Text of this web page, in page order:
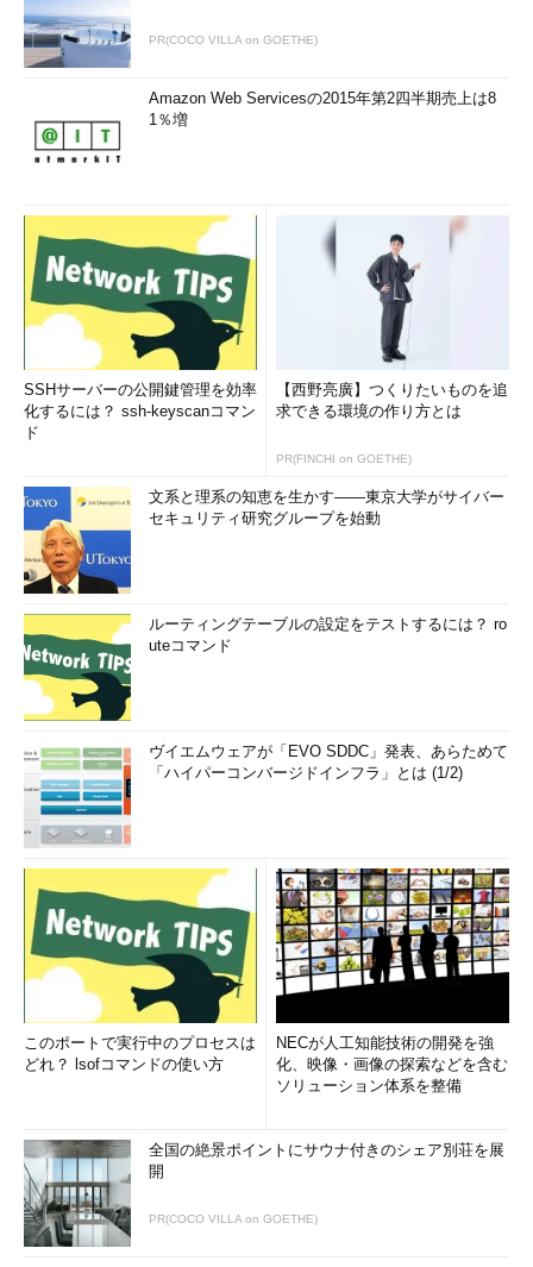
PR(COCO VILLA on GOETHE)
Amazon Web Servicesの2015年第2四半期売上は8
1％増
SSHサーバーの公開鍵管理を効率
化するには？ ssh-keyscanコマン
ド
【西野亮廣】つくりたいものを追
求できる環境の作り方とは
PR(FINCHI on GOETHE)
文系と理系の知恵を生かす――東京大学がサイバー
セキュリティ研究グループを始動
ルーティングテーブルの設定をテストするには？ ro
uteコマンド
ヴイエムウェアが「EVO SDDC」発表、あらためて
「ハイパーコンバージドインフラ」とは (1/2)
このポートで実行中のプロセスは
どれ？ lsofコマンドの使い方
NECが人工知能技術の開発を強
化、映像・画像の探索などを含む
ソリューション体系を整備
全国の絶景ポイントにサウナ付きのシェア別荘を展
開
PR(COCO VILLA on GOETHE)